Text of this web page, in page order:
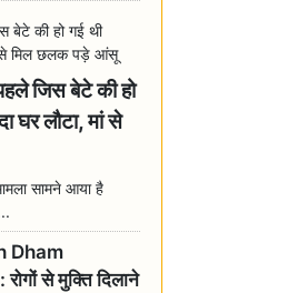
जिस बेटे की हो
घर लौटा, मां से
सामने आया है
Dham
से मुक्ति दिलाने